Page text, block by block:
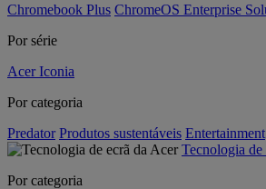
Chromebook Plus ChromeOS Enterprise
Por série
Acer Iconia
Por categoria
Predator Produtos sustentáveis Entertainment
Tecnologia de
Por categoria